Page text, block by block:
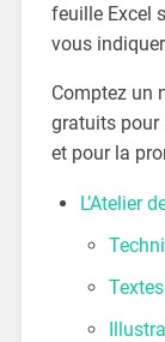
feuille Excel
vous
Comptez un
gratuits pour
et pour la
L’Atelier
Textes